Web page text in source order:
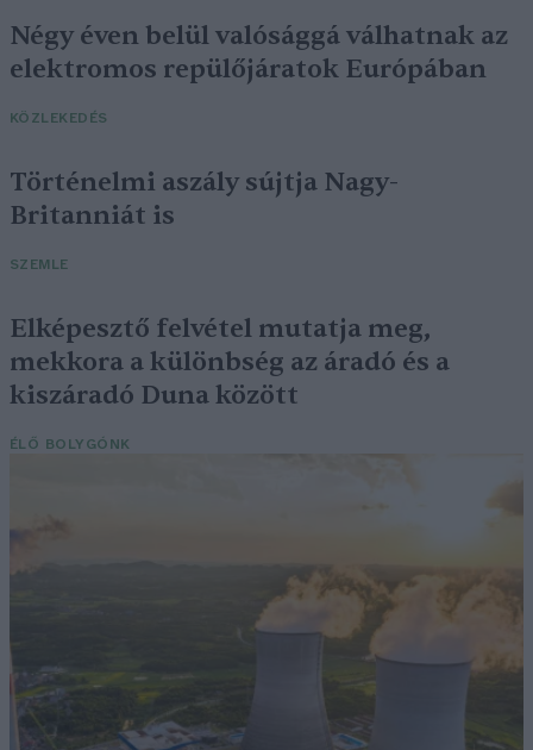
Négy éven belül valósággá válhatnak az
elektromos repülőjáratok Európában
KÖZLEKEDÉS
Történelmi aszály sújtja Nagy-
Britanniát is
SZEMLE
Elképesztő felvétel mutatja meg,
mekkora a különbség az áradó és a
kiszáradó Duna között
ÉLŐ BOLYGÓNK